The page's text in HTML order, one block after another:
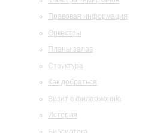
Правовая информация
Оркестры
Планы залов
Структура
Как добраться
Визит в филармонию
История